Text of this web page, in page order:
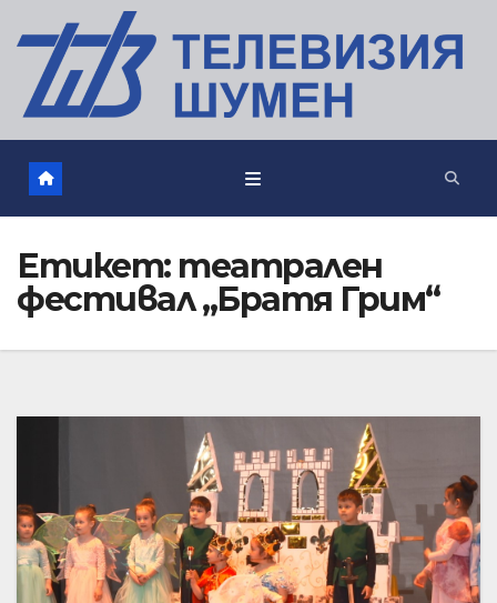
Етикет: театрален
фестивал „Братя Грим“